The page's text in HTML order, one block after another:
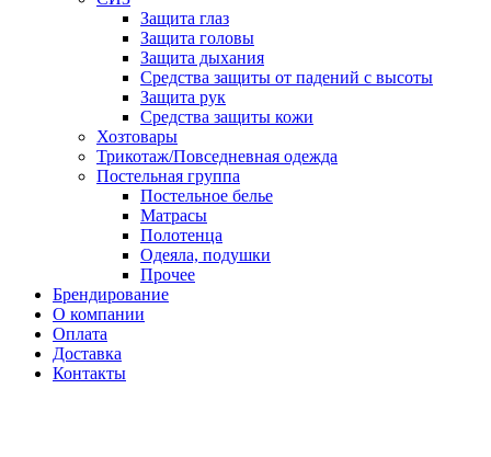
Защита глаз
Защита головы
Защита дыхания
Средства защиты от падений с высоты
Защита рук
Средства защиты кожи
Хозтовары
Трикотаж/Повседневная одежда
Постельная группа
Постельное белье
Матрасы
Полотенца
Одеяла, подушки
Прочее
Брендирование
О компании
Оплата
Доставка
Контакты